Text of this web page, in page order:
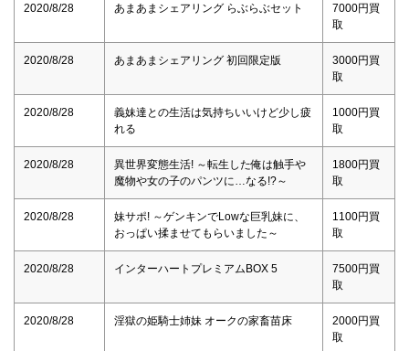
2020/8/28 あまあまシェアリング らぶらぶセット
7000円買
取
2020/8/28 あまあまシェアリング 初回限定版
3000円買
取
2020/8/28
義妹達との生活は気持ちいいけど少し疲
れる
1000円買
取
2020/8/28
異世界変態生活! ～転生した俺は触手や
魔物や女の子のパンツに…なる!?～
1800円買
取
2020/8/28
妹サポ! ～ゲンキンでLowな巨乳妹に、
おっぱい揉ませてもらいました～
1100円買
取
2020/8/28 インターハートプレミアムBOX 5
7500円買
取
2020/8/28 淫獄の姫騎士姉妹 オークの家畜苗床
2000円買
取